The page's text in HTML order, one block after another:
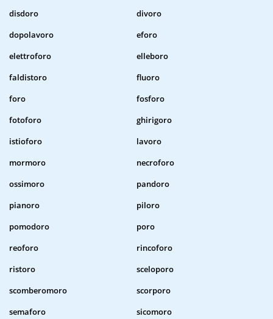
disdoro
divoro
dopolavoro
eforo
elettroforo
elleboro
faldistoro
fluoro
foro
fosforo
fotoforo
ghirigoro
istioforo
lavoro
mormoro
necroforo
ossimoro
pandoro
pianoro
piloro
pomodoro
poro
reoforo
rincoforo
ristoro
sceloporo
scomberomoro
scorporo
semaforo
sicomoro